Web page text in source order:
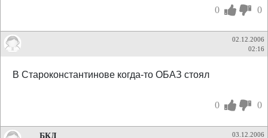
0 0
02.12.2006
02:16
В Староконстантинове когда-то ОБАЗ стоял
0 0
БКД
03.12.2006